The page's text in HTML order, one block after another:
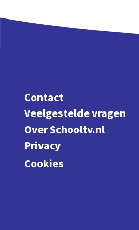
Contact
Veelgestelde vragen
Over Schooltv.nl
Privacy
Cookies